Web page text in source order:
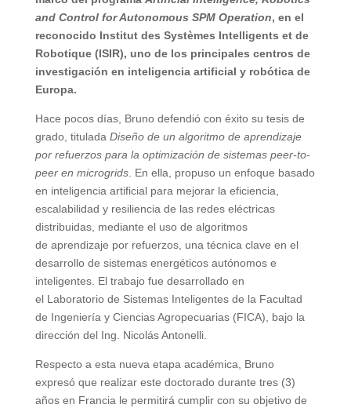
and Control for Autonomous SPM Operation, en el
reconocido Institut des Systèmes Intelligents et de
Robotique (ISIR), uno de los principales centros de
investigación en inteligencia artificial y robótica de
Europa.
Hace pocos días, Bruno defendió con éxito su tesis de
grado, titulada Diseño de un algoritmo de aprendizaje
por refuerzos para la optimización de sistemas peer-to-
peer en microgrids. En ella, propuso un enfoque basado
en inteligencia artificial para mejorar la eficiencia,
escalabilidad y resiliencia de las redes eléctricas
distribuidas, mediante el uso de algoritmos
de aprendizaje por refuerzos, una técnica clave en el
desarrollo de sistemas energéticos autónomos e
inteligentes. El trabajo fue desarrollado en
el Laboratorio de Sistemas Inteligentes de la Facultad
de Ingeniería y Ciencias Agropecuarias (FICA), bajo la
dirección del Ing. Nicolás Antonelli.
Respecto a esta nueva etapa académica, Bruno
expresó que realizar este doctorado durante tres (3)
años en Francia le permitirá cumplir con su objetivo de